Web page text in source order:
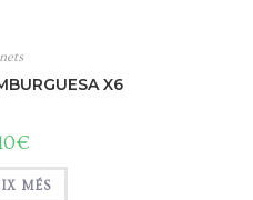
X6
€
MÉS